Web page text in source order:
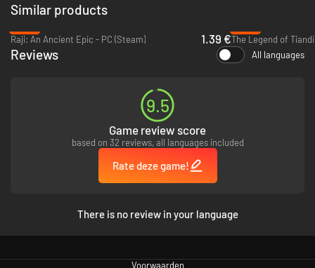
Similar products
Raji: An Ancient Epic - PC (Steam)
1.39 €The Legend of
Reviews All languages
9.5
Game review score
based on 32 reviews, all languages included
Rate deze game!
There is no review in your language
Voorwaarden